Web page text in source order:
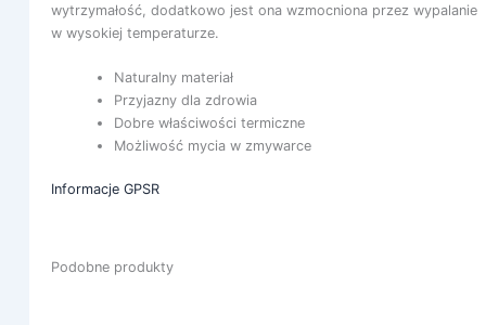
wytrzymałość, dodatkowo jest ona wzmocniona przez wypalanie
w wysokiej temperaturze.
Naturalny materiał
Przyjazny dla zdrowia
Dobre właściwości termiczne
Możliwość mycia w zmywarce
Informacje GPSR
Podobne produkty